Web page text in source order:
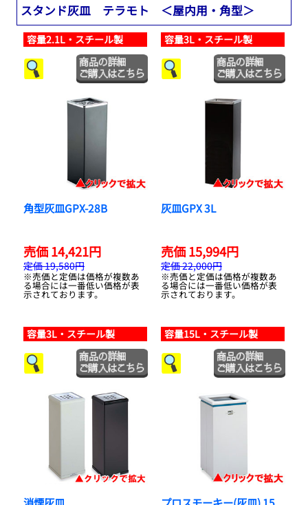
スタンド灰皿 テラモト ＜屋内用・角型＞
容量2.1L・スチール製
角型灰皿GPX-28B
売価 14,421円
定価 19,580円
※売価と定価は価格が複数あ
る場合には一番低い価格が表
示されております。
容量3L・スチール製
灰皿GPX 3L
売価 15,994円
定価 22,000円
※売価と定価は価格が複数あ
る場合には一番低い価格が表
示されております。
容量3L・スチール製 容量15L・スチール製